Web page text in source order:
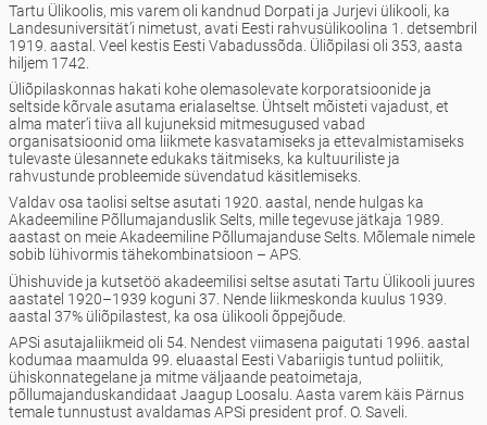
Tartu Ülikoolis, mis varem oli kandnud Dorpati ja Jurjevi ülikooli, ka
Landesuniversität’i nimetust, avati Eesti rahvusülikoolina 1. detsembril
1919. aastal. Veel kestis Eesti Vabadussõda. Üliõpilasi oli 353, aasta
hiljem 1742.
Üliõpilaskonnas hakati kohe olemasolevate korporatsioonide ja
seltside kõrvale asutama erialaseltse. Ühtselt mõisteti vajadust, et
alma mater’i tiiva all kujuneksid mitmesugused vabad
organisatsioonid oma liikmete kasvatamiseks ja ettevalmistamiseks
tulevaste ülesannete edukaks täitmiseks, ka kultuuriliste ja
rahvustunde probleemide süvendatud käsitlemiseks.
Valdav osa taolisi seltse asutati 1920. aastal, nende hulgas ka
Akadeemiline Põllumajanduslik Selts, mille tegevuse jätkaja 1989.
aastast on meie Akadeemiline Põllumajanduse Selts. Mõlemale nimele
sobib lühivormis tähekombinatsioon – APS.
Ühishuvide ja kutsetöö akadeemilisi seltse asutati Tartu Ülikooli juures
aastatel 1920–1939 koguni 37. Nende liikmeskonda kuulus 1939.
aastal 37% üliõpilastest, ka osa ülikooli õppejõude.
APSi asutajaliikmeid oli 54. Nendest viimasena paigutati 1996. aastal
kodumaa maamulda 99. eluaastal Eesti Vabariigis tuntud poliitik,
ühiskonnategelane ja mitme väljaande peatoimetaja,
põllumajanduskandidaat Jaagup Loosalu. Aasta varem käis Pärnus
temale tunnustust avaldamas APSi president prof. O. Saveli.